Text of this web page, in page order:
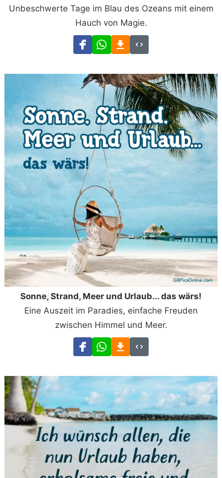
Unbeschwerte Tage im Blau des Ozeans mit einem
Hauch von Magie.
Sonne, Strand, Meer und Urlaub... das wärs!
Eine Auszeit im Paradies, einfache Freuden
zwischen Himmel und Meer.